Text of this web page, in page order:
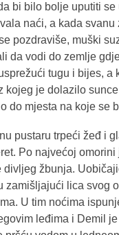
bi bilo bolje uputiti
naći, a kada
pozdraviše, muški
da vodi do zemlje
tugu i bijes,
kojeg je dolazilo
do mjesta na koje se
pustaru trpeći žeđ i
Po najvećoj
žbunja.
lica svog
U tim noćima
leđima i Demil